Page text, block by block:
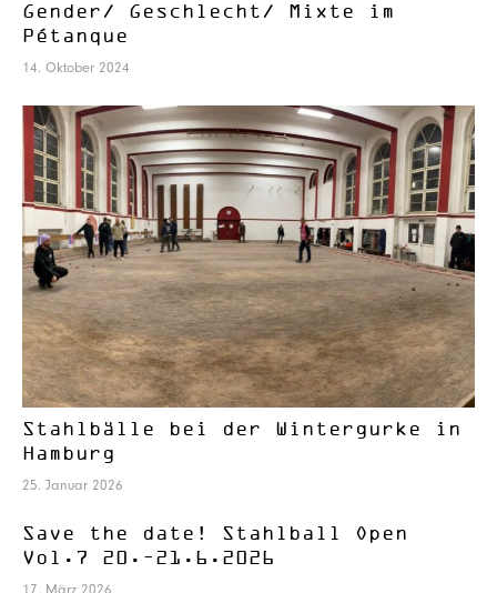
Gender/ Geschlecht/ Mixte im
Pétanque
14. Oktober 2024
Stahlbälle bei der Wintergurke in
Hamburg
25. Januar 2026
Save the date! Stahlball Open
Vol.7 20.–21.6.2026
17. März 2026